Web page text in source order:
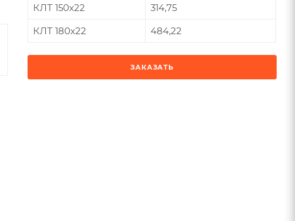
КЛТ 150х22
314,75
КЛТ 180х22
484,22
ЗАКАЗАТЬ